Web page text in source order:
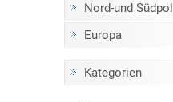
Nord-und Südpol
Europa
Kategorien